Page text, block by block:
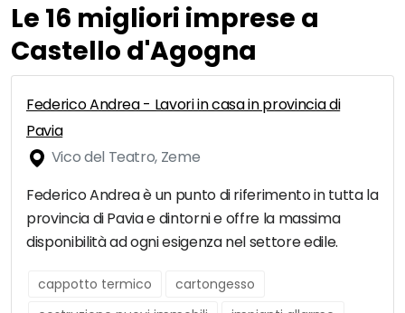
Le 16 migliori imprese a
Castello d'Agogna
Federico Andrea - Lavori in casa in provincia di
Pavia
Vico del Teatro, Zeme
Federico Andrea è un punto di riferimento in tutta la
provincia di Pavia e dintorni e offre la massima
disponibilità ad ogni esigenza nel settore edile.
cappotto termico
cartongesso